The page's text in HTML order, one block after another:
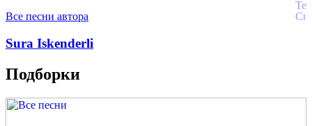
Все песни автора
Sura Iskenderli
Подборки